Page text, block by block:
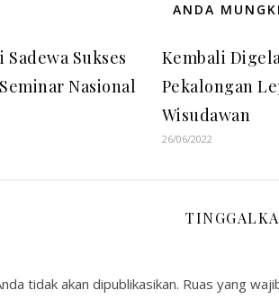
ANDA
Sukses
Nasional
Kembali
Pekalongan
Wisudawan
26/06/2022
tidak akan dipublikasikan. Ruas yang